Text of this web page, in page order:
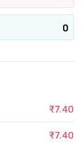
0
₹7.40
₹7.40